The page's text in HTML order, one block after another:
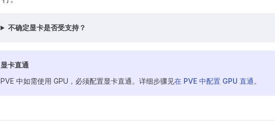
不确定显卡是否受支持？
显卡直通
PVE 中如需使用 GPU，必须配置显卡直通。详细步骤见在 PVE 中配置 GPU 直通 。